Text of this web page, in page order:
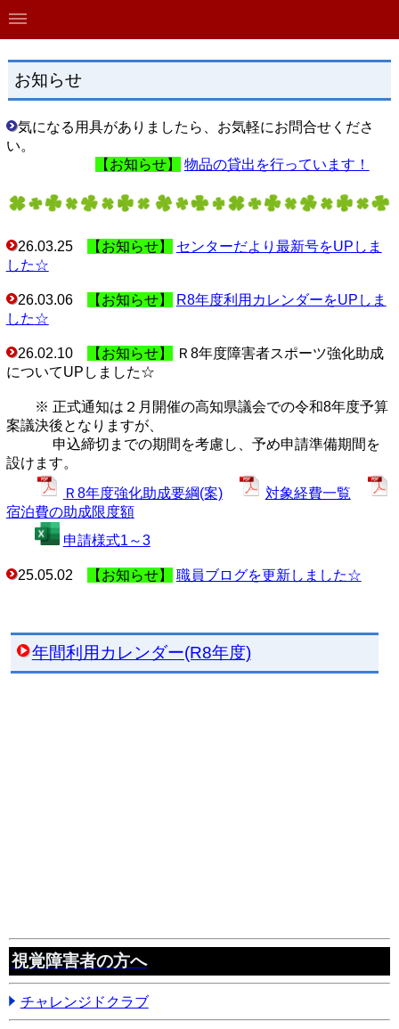
お知らせ
気になる用具がありましたら、お気軽にお問合せくださ
い。
【お知らせ】
物品の貸出を行っています！
26.03.25 【お知らせ】
センターだより最新号をUPしま
した☆
26.03.06 【お知らせ】
R8年度利用カレンダーをUPしま
した☆
26.02.10 【お知らせ】
Ｒ8年度障害者スポーツ強化助成
についてUPしました☆
※ 正式通知は２月開催の高知県議会での令和8年度予算
案議決後となりますが、
申込締切までの期間を考慮し、予め申請準備期間を
設けます。
Ｒ8年度強化助成要綱(案)
対象経費一覧
宿泊費の助成限度額
申請様式1～3
25.05.02 【お知らせ】 職員ブログを更新しました☆
年間利用カレンダー(R8年度)
視覚障害者の方へ
チャレンジドクラブ